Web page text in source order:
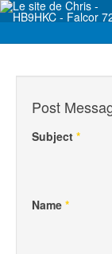
Post
Subject *
Name *